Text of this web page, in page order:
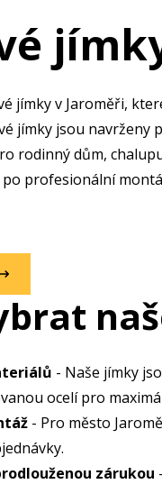
jímky v Jaroměři,
jímky jsou navrženy
rodinný dům,
profesionální
- Naše jímky
ocelí pro
- Pro město
zárukou